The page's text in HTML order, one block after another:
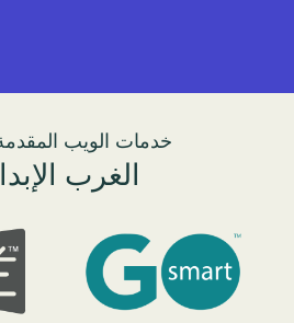
خدمات الويب
الغرب